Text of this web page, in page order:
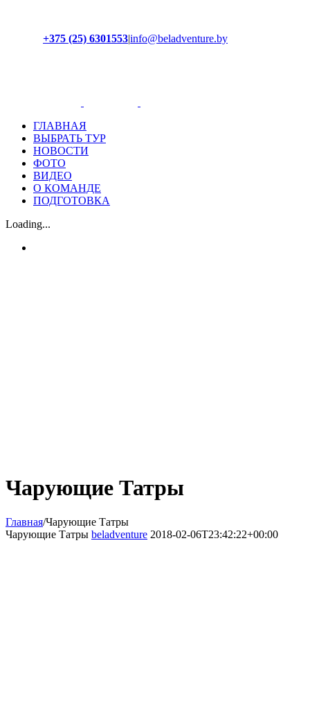
+375 (25) 6301553|info@beladventure.by
ГЛАВНАЯ
ВЫБРАТЬ ТУР
НОВОСТИ
ФОТО
ВИДЕО
О КОМАНДЕ
ПОДГОТОВКА
Loading...
Чарующие Татры
Главная/Чарующие Татры
Чарующие Татры beladventure 2018-02-06T23:42:22+00:00